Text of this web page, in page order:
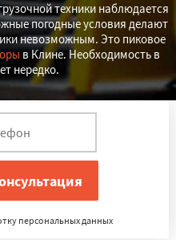
техники наблюдается
погодные условия делают
невозможным. Это пиковое
в Клине. Необходимость в
нередко.
персональных данных